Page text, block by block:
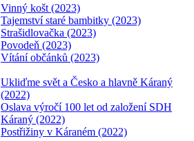
Vinný košt (2023)
Tajemství staré bambitky (2023)
Strašidlovačka (2023)
Povodeň (2023)
Vítání občánků (2023)
Ukliďme svět a Česko a hlavně Káraný
(2022)
Oslava výročí 100 let od založení SDH
Káraný (2022)
Postřižiny v Káraném (2022)